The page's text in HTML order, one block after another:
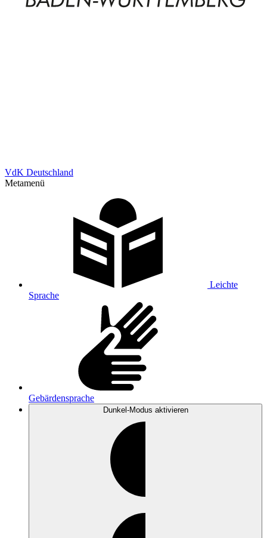
VdK Deutschland
Metamenü
Leichte
Sprache
Gebärdensprache
Dunkel-Modus aktivieren